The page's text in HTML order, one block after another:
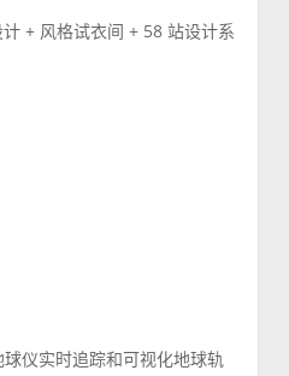
+ 风格试衣间 + 58 站设计系
仪实时追踪和可视化地球轨